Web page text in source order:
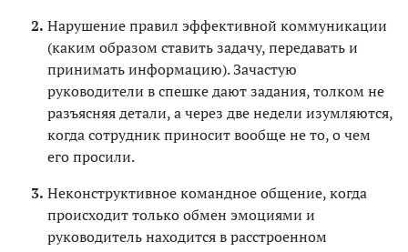
Нарушение правил эффективной коммуникации
(каким образом ставить задачу, передавать и
принимать информацию). Зачастую
руководители в спешке дают задания, толком не
разъясняя детали, а через две недели изумляются,
когда сотрудник приносит вообще не то, о чем
его просили.
Неконструктивное командное общение, когда
происходит только обмен эмоциями и
руководитель находится в расстроенном